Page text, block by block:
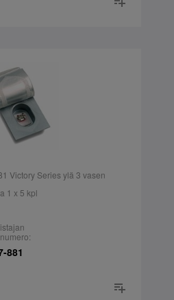
Victory Series ylä 3 vasen
1 x 5 kpl
881